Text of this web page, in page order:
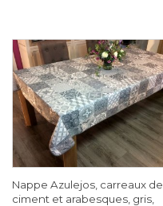
Nappe Azulejos, carreaux de
ciment et arabesques, gris,